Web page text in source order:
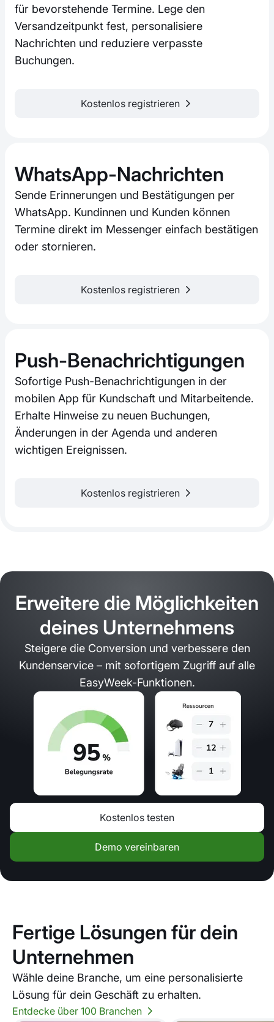
für bevorstehende Termine. Lege den
Versandzeitpunkt fest, personalisiere
Nachrichten und reduziere verpasste
Buchungen.
Kostenlos registrieren
WhatsApp-Nachrichten
Sende Erinnerungen und Bestätigungen per
WhatsApp. Kundinnen und Kunden können
Termine direkt im Messenger einfach bestätigen
oder stornieren.
Kostenlos registrieren
Push-Benachrichtigungen
Sofortige Push-Benachrichtigungen in der
mobilen App für Kundschaft und Mitarbeitende.
Erhalte Hinweise zu neuen Buchungen,
Änderungen in der Agenda und anderen
wichtigen Ereignissen.
Kostenlos registrieren
Erweitere die Möglichkeiten
deines Unternehmens
Steigere die Conversion und verbessere den
Kundenservice – mit sofortigem Zugriff auf alle
EasyWeek-Funktionen.
Kostenlos testen
Demo vereinbaren
Fertige Lösungen für dein
Unternehmen
Wähle deine Branche, um eine personalisierte
Lösung für dein Geschäft zu erhalten.
Entdecke über 100 Branchen